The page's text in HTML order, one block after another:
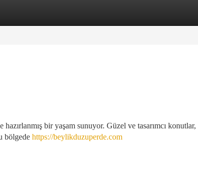
bir yaşam sunuyor. Güzel ve tasarımcı konutlar,
bölgede https://beylikduzuperde.com